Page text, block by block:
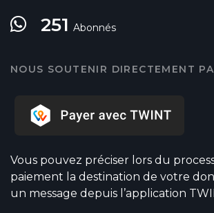
251 Abonnés
NOUS SOUTENIR DIRECTEMENT
Vous pouvez préciser lors du
paiement la destination de votre
un message depuis l’application